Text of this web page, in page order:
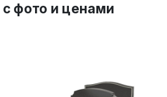
фото и ценами